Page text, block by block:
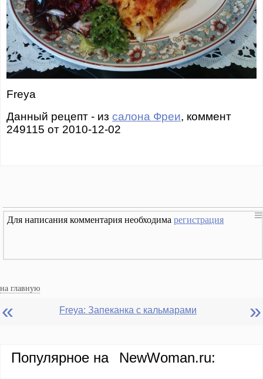
Freya
Данный рецепт - из салона Фреи, коммент
249115 от 2010-12-02
Для написания комментария необходима регистрация
на главную
« Freya: Запеканка с кальмарами »
Популярное на NewWoman.ru: